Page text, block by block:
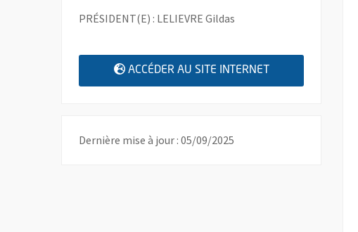
PRÉSIDENT(E) : LELIEVRE Gildas
ACCÉDER AU SITE INTERNET , OUVRE UNE
Dernière mise à jour : 05/09/2025